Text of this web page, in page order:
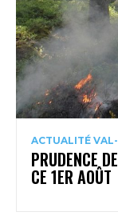
ACTUALITÉ
PRUDENCE
CE 1ER AOÛT